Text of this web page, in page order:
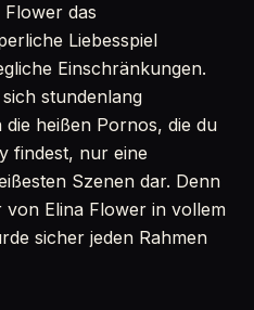
Flower das
Liebesspiel
Einschränkungen.
stundenlang
heißen Pornos, die du
findest, nur eine
Szenen dar. Denn
Elina Flower in vollem
sicher jeden Rahmen